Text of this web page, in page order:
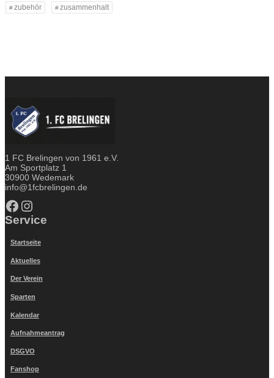
zubehör
zusammenhalt
1 FC Brelingen von 1961 e.V.
Am Sportplatz 1
30900 Wedemark
info@1fcbrelingen.de
Facebook Instagram
Service
Startseite
Aktuelles
Der Verein
Sparten
Kalendar
Aufnahmeantrag
DSGVO
Fanshop